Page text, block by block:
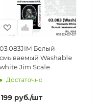
03.083JIM Белый
смываемый Washable
white Jim Scale
Достаточно
199 руб./шт